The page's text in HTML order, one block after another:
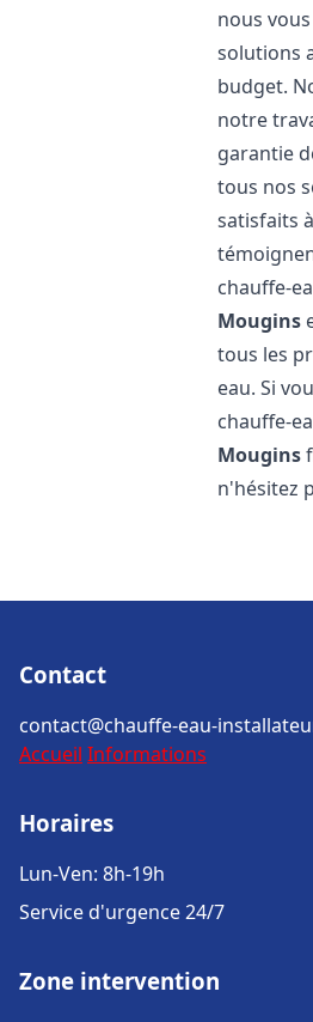
nous
solutions
budget.
notre
garantie
tous nos
satisfaits à
chauffe-
Mougins
tous les
eau. Si
chauffe-
Mougins
n'hésitez
Contact
contact@chauffe-eau-
Accueil Informations
Horaires
Lun-Ven: 8h-19h
Service d'urgence 24/7
Zone intervention